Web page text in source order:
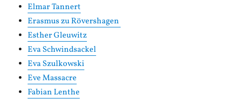
Elmar Tannert
Erasmus zu Rövershagen
Esther Gleuwitz
Eva Schwindsackel
Eva Szulkowski
Eve Massacre
Fabian Lenthe